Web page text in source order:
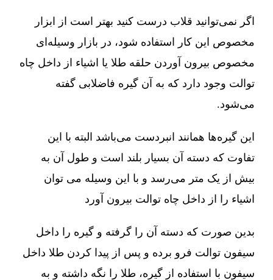
اگر نمی‌توانید قلاب درست کنید بهتر است از ابزار
مخصوص این کار استفاده شود، در بازار وسیله‌ای
مخصوص بیرون آوردن حلقه طلا یا اشیاء از داخل چاه
توالت وجود دارد که به آن گیره فاضلابی گفته
می‌شود.
این گیره‌ها همانند انبردست می‌باشد البته با این
تفاوت که دسته آن بسیار بلند است و طول آن به
بیش از یک متر می‌رسد و با این وسیله می توان
اشیاء را از داخل چاه توالت بیرون آورد
بدین صورت که دسته آن را گرفته و گیره را داخل
سیفون توالت فرو برده و پس از پیدا کردن طلا داخل
سیفون با استفاده از گیره، طلا را نگه داشته و به